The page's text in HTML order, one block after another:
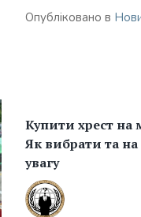
Опубліковано в
Купити хрест на
Як вибрати та
увагу